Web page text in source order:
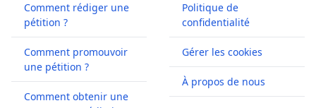
Comment rédiger une
pétition ?
Comment promouvoir
une pétition ?
Comment obtenir une
Politique de
confidentialité
Gérer les cookies
À propos de nous